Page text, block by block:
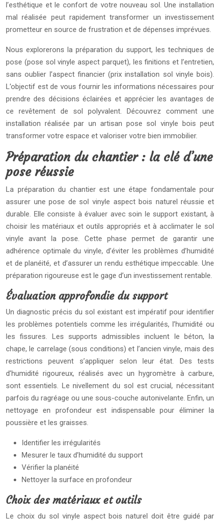
l’esthétique et le confort de votre nouveau sol. Une installation
mal réalisée peut rapidement transformer un investissement
prometteur en source de frustration et de dépenses imprévues.
Nous explorerons la préparation du support, les techniques de
pose (pose sol vinyle aspect parquet), les finitions et l’entretien,
sans oublier l’aspect financier (prix installation sol vinyle bois).
L’objectif est de vous fournir les informations nécessaires pour
prendre des décisions éclairées et apprécier les avantages de
ce revêtement de sol polyvalent. Découvrez comment une
installation réalisée par un artisan pose sol vinyle bois peut
transformer votre espace et valoriser votre bien immobilier.
Préparation du chantier : la clé d’une
pose réussie
La préparation du chantier est une étape fondamentale pour
assurer une pose de sol vinyle aspect bois naturel réussie et
durable. Elle consiste à évaluer avec soin le support existant, à
choisir les matériaux et outils appropriés et à acclimater le sol
vinyle avant la pose. Cette phase permet de garantir une
adhérence optimale du vinyle, d’éviter les problèmes d’humidité
et de planéité, et d’assurer un rendu esthétique impeccable. Une
préparation rigoureuse est le gage d’un investissement rentable.
Évaluation approfondie du support
Un diagnostic précis du sol existant est impératif pour identifier
les problèmes potentiels comme les irrégularités, l’humidité ou
les fissures. Les supports admissibles incluent le béton, la
chape, le carrelage (sous conditions) et l’ancien vinyle, mais des
restrictions peuvent s’appliquer selon leur état. Des tests
d’humidité rigoureux, réalisés avec un hygromètre à carbure,
sont essentiels. Le nivellement du sol est crucial, nécessitant
parfois du ragréage ou une sous-couche autonivelante. Enfin, un
nettoyage en profondeur est indispensable pour éliminer la
poussière et les graisses.
Identifier les irrégularités
Mesurer le taux d’humidité du support
Vérifier la planéité
Nettoyer la surface en profondeur
Choix des matériaux et outils
Le choix du sol vinyle aspect bois naturel doit être guidé par